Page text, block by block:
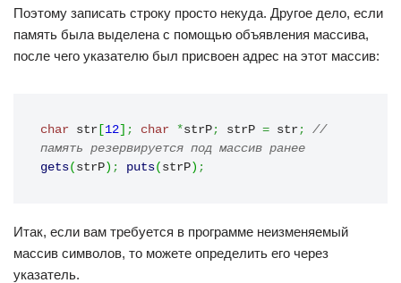
Поэтому записать строку просто некуда. Другое дело, если
память была выделена с помощью объявления массива,
после чего указателю был присвоен адрес на этот массив:
char str 12 ; char *strP; strP = str;
//
память резервируется под массив ранее
gets( strP ) ; puts( strP ) ;
Итак, если вам требуется в программе неизменяемый
массив символов, то можете определить его через
указатель.